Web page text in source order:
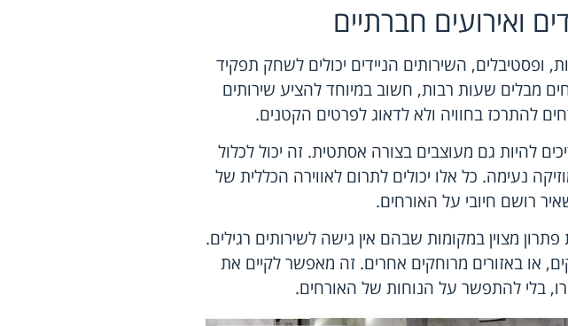
ואירועים חברתיים
ופסטיבלים, השירותים הניידים יכולים לשחק תפקיד
מבלים שעות רבות, חשוב במיוחד להציע שירותים
להתרכז בחוויה ולא לדאוג לפרטים הקטנים.
להיות גם מעוצבים בצורה אסתטית. זה יכול לכלול
נעימה. כל אלו יכולים לתרום לאווירה הכללית של
רושם חיובי על האורחים.
פתרון מצוין במקומות שבהם אין גישה לשירותים רגילים.
או באזורים מרוחקים אחרים. זה מאפשר לקיים את
בלי להתפשר על הנוחות של האורחים.